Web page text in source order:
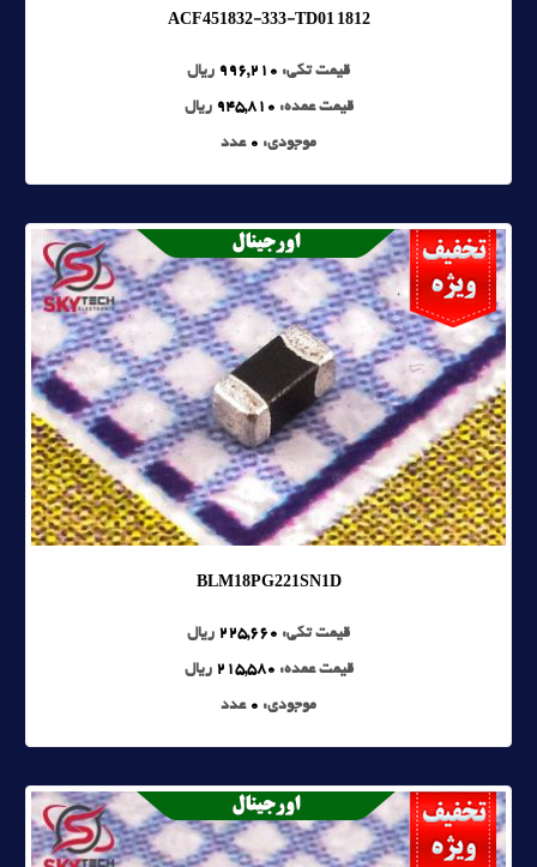
ACF451832-333-TD01 1812
قیمت تکی: 996,210 ریال
قیمت عمده: 945,810 ریال
موجودی: 0 عدد
BLM18PG221SN1D
قیمت تکی: 225,660 ریال
قیمت عمده: 215,580 ریال
موجودی: 0 عدد